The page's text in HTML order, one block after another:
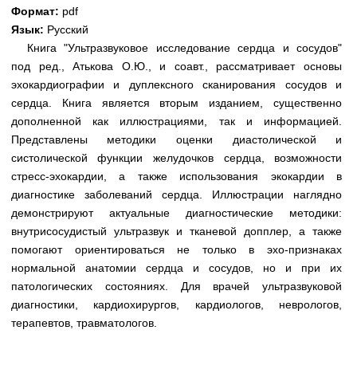
Статьи
Новости (244)
Медицинская стандартизация
Нормативы экстренной и неотложной помощи
Нормы лабораторных и инструментальных
исследований
Обратная связь
Добавить материал
FAQ
Формат: pdf
Язык: Русский
Книга "Ультразвуковое исследование сердца и сосудов"
под ред., Атькова О.Ю., и соавт., рассматривает основы
эхокардиографии и дуплексного сканирования сосудов и
сердца. Книга является вторым изданием, существенно
дополненной как иллюстрациями, так и информацией.
Представлены методики оценки диастолической и
систолической функции желудочков сердца, возможности
стресс-эхокардии, а также использования экокардии в
диагностике заболеваний сердца. Иллюстрации наглядно
демонстрируют актуальные диагностические методики:
внутрисосудистый ультразвук и тканевой допплер, а также
помогают ориентироваться не только в эхо-признаках
нормальной анатомии сердца и сосудов, но и при их
патологических состояниях. Для врачей ультразвуковой
диагностики, кардиохирургов, кардиологов, неврологов,
терапевтов, травматологов.